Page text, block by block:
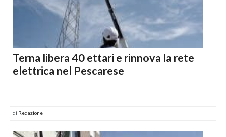
Terna libera 40 ettari e rinnova la rete
elettrica nel Pescarese
di Redazione